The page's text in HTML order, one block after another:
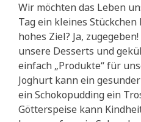
Wir möchten das Leben
Tag ein kleines Stückchen
hohes Ziel? Ja,
unsere Desserts und
einfach „Produkte“ für
Joghurt kann ein
ein Schokopudding ein
Götterspeise kann